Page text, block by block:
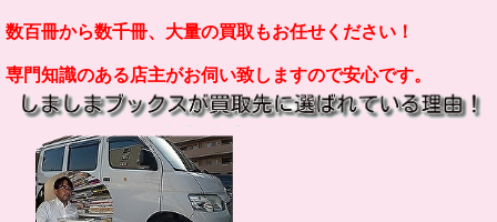
数百冊から数千冊、大量の買取もお任せください！
専門知識のある店主がお伺い致しますので安心です。